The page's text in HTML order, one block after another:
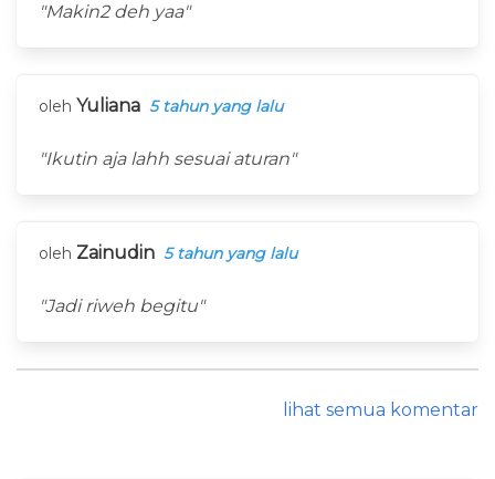
"Makin2 deh yaa"
oleh Yuliana 5 tahun yang lalu
"Ikutin aja lahh sesuai aturan"
oleh Zainudin 5 tahun yang lalu
"Jadi riweh begitu"
lihat semua komentar